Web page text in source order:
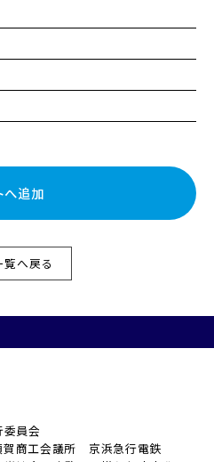
へ追加
覧へ戻る
員会
商工会議所 京浜急行電鉄